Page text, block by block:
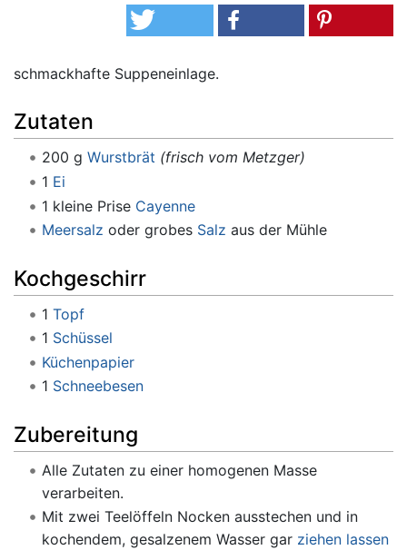
schmackhafte Suppeneinlage.
Zutaten
200 g Wurstbrät (frisch vom Metzger)
1 Ei
1 kleine Prise Cayenne
Meersalz oder grobes Salz aus der Mühle
Kochgeschirr
1 Topf
1 Schüssel
Küchenpapier
1 Schneebesen
Zubereitung
Alle Zutaten zu einer homogenen Masse
verarbeiten.
Mit zwei Teelöffeln Nocken ausstechen und in
kochendem, gesalzenem Wasser gar ziehen lassen